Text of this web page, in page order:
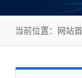
当前位置： 网站